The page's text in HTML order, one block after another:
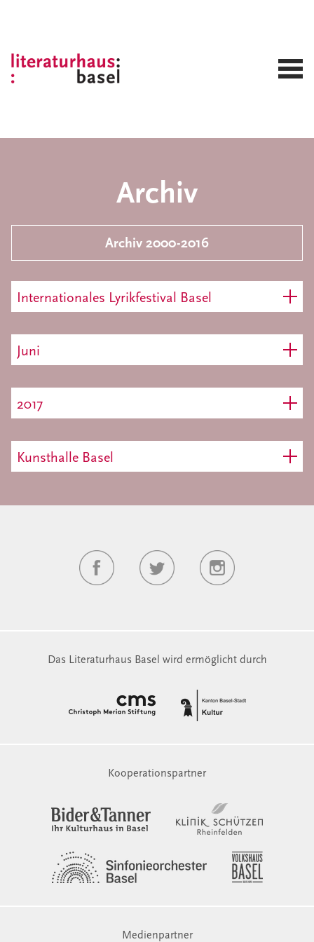
Archiv
Archiv 2000-2016
Internationales Lyrikfestival Basel
Juni
2017
Kunsthalle Basel
Das Literaturhaus Basel wird ermöglicht durch
Kooperationspartner
Medienpartner